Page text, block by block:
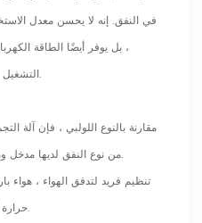
في النفق. إنه لا يحسن معدل
، بل يوفر أيضًا الطاقة
التشغيل المتكرر ، ويلعب دورًا موفرًا للطاقة.
من نوع النفق لديها مدخل ومخرج عريضان ، وهو سهل التشغيل.
حرارة أكثر اتساقًا ، وتجميدًا أسرع للطعام.